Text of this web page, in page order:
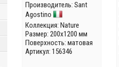
Производитель: Sant
Agostino
Коллекция: Nature
Размер: 200x1200 мм
Поверхность: матовая
Артикул: 156346